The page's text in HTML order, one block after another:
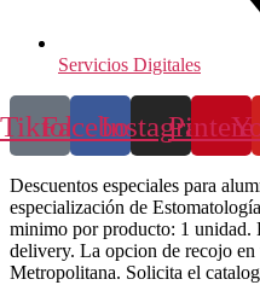
Servicios Digitales
TiktokFacebookInstagram
Descuentos especiales para
especialización de
minimo por producto: 1 unidad.
delivery. La opcion de recojo
Metropolitana. Solicita el